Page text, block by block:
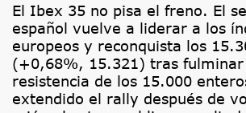
El Ibex 35 no pisa el freno. El
español vuelve a liderar a los
europeos y reconquista los
(+0,68%, 15.321) tras
resistencia de los 15.000
extendido el rally después de